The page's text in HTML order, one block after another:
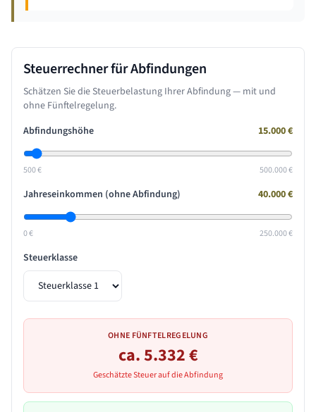
Steuerrechner für Abfindungen
Schätzen Sie die Steuerbelastung Ihrer Abfindung — mit und
ohne Fünftelregelung.
Abfindungshöhe
15.000€
500 € 500.000 €
Jahreseinkommen (ohne Abfindung) 40.000€
0 € 250.000 €
Steuerklasse
OHNE FÜNFTELREGELUNG
ca.5.332€
Geschätzte Steuer auf die Abfindung